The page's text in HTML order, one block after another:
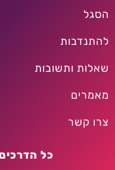
הסגל
להתנדבות
שאלות ותשובות
מאמרים
צרו קשר
כל